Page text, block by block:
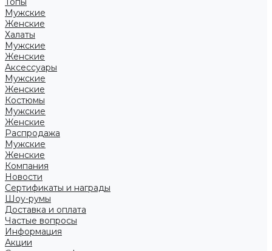
Мужские
Женские
Халаты
Мужские
Женские
Аксессуары
Мужские
Женские
Костюмы
Мужские
Женские
Распродажа
Мужские
Женские
Компания
Новости
Сертификаты и награды
Шоу-румы
Доставка и оплата
Частые вопросы
Информация
Акции